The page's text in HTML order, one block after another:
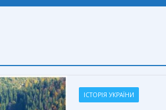
ІСТОРІЯ УКРАЇНИ